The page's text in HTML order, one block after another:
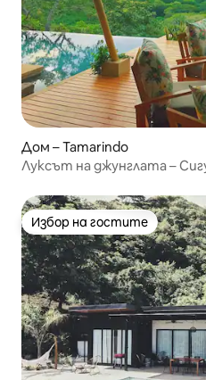
Дом – Tamarindo
Луксът на джунглата –
Избор на гостите
Избор на гостите